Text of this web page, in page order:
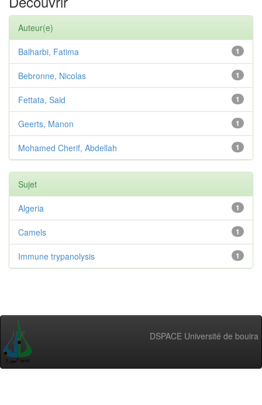
Auteur(e)
1
Balharbi, Fatima
1
Bebronne, Nicolas
1
Fettata, Said
1
Geerts, Manon
1
Mohamed Cherif, Abdellah
Sujet
1
Algeria
1
Camels
1
Immune trypanolysis
DSPACE Université de bouira